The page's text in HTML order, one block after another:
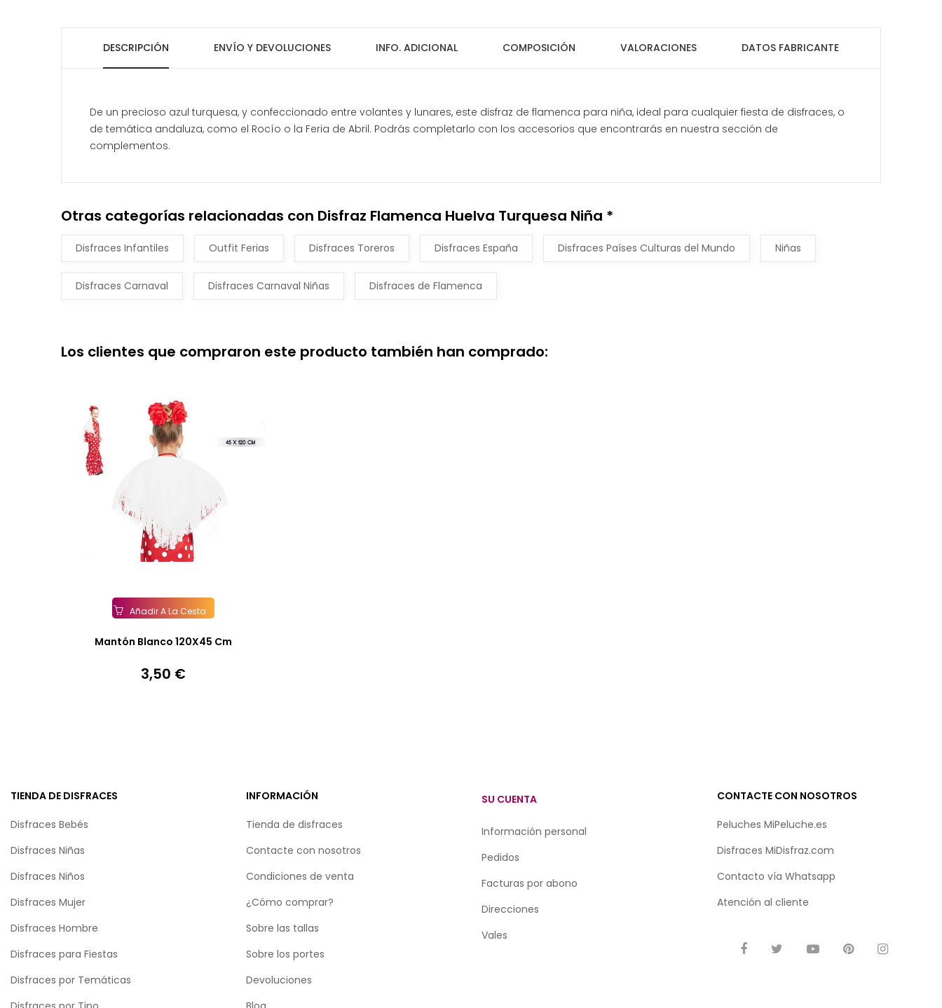
DESCRIPCIÓN ENVÍO Y DEVOLUCIONES INFO. ADICIONAL COMPOSICIÓN VALORACIONES DATOS FABRICANTE
De un precioso azul turquesa, y confeccionado entre volantes y lunares, este disfraz de flamenca para niña, ideal para cualquier fiesta de disfraces, o
de temática andaluza, como el Rocío o la Feria de Abril. Podrás completarlo con los accesorios que encontrarás en nuestra sección de
complementos.
Otras categorías relacionadas con Disfraz Flamenca Huelva Turquesa Niña *
Disfraces Infantiles Outfit Ferias Disfraces Toreros Disfraces España Disfraces Países Culturas del Mundo Niñas
Disfraces Carnaval Disfraces Carnaval Niñas Disfraces de Flamenca
Los clientes que compraron este producto también han comprado:
Añadir A La Cesta
Mantón Blanco 120X45 Cm
Precio
3,50 €
TIENDA DE DISFRACES
Disfraces Bebés
Disfraces Niñas
Disfraces Niños
Disfraces Mujer
Disfraces Hombre
Disfraces para Fiestas
Disfraces por Temáticas
INFORMACIÓN
Tienda de disfraces
Contacte con nosotros
Condiciones de venta
¿Cómo comprar?
Sobre las tallas
Sobre los portes
Devoluciones
SU CUENTA
Información personal
Pedidos
Facturas por abono
Direcciones
Vales
CONTACTE CON NOSOTROS
Peluches MiPeluche.es
Disfraces MiDisfraz.com
Contacto vía Whatsapp
Atención al cliente